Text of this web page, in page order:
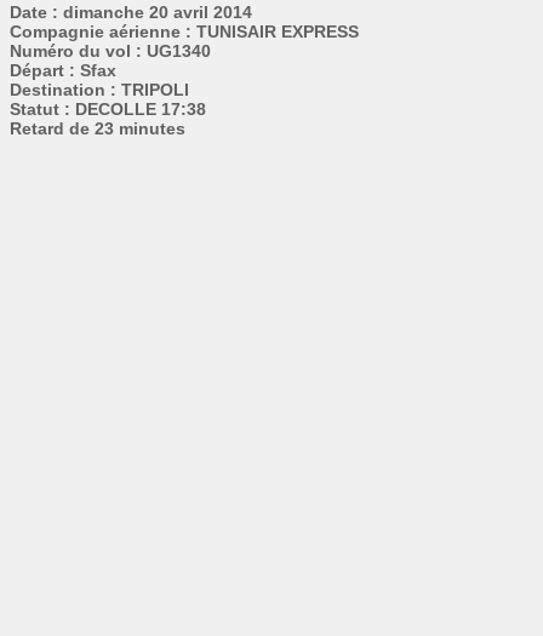
Date : dimanche 20 avril 2014
Compagnie aérienne : TUNISAIR EXPRESS
Numéro du vol : UG1340
Départ : Sfax
Destination : TRIPOLI
Statut : DECOLLE 17:38
Retard de 23 minutes